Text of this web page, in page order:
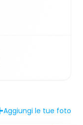
Aggiungi le tue foto